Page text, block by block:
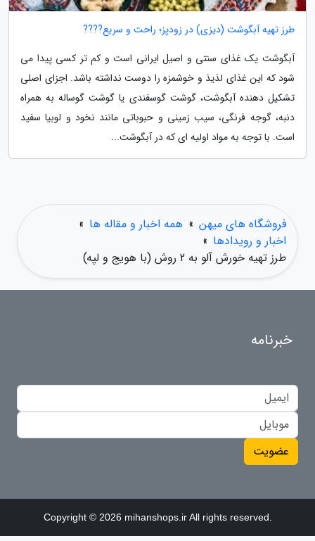
طرز تهیه آبگوشت (دیزی) در زودپز؛ راحت و سریع????
آبگوشت یک غذای سنتی و اصیل ایرانی است و کم تر کسی پیدا می
شود که این غذای لذیذ و خوشمزه را دوست نداشته باشد. اجزای اصلی
تشکیل دهنده آبگوشت، گوشت گوسفندی یا گوشت گوساله به همراه
دنبه، گوجه فرنگی، سیب زمینی و حبوباتی مانند نخود و لوبیا سفید
است. با توجه به مواد اولیه ای که در آبگوشت...
فروشگاه های میهن » همه اخبار و مقاله ها »
اخبار و رویدادها »
طرز تهیه خورش آلو به 2 روش (با هویج و لپه)
خبرنامه
عضویت
Copyright © 2026 mihanshops.ir All rights reserved.